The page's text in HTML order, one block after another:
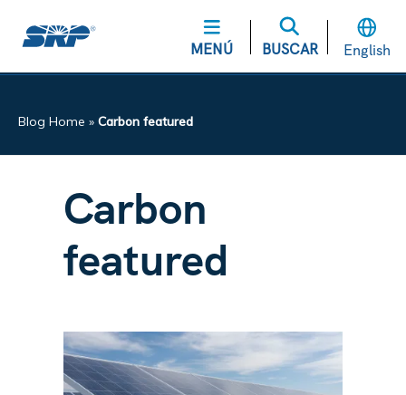
MENÚ BUSCAR English
Blog Home » Carbon featured
Carbon
featured